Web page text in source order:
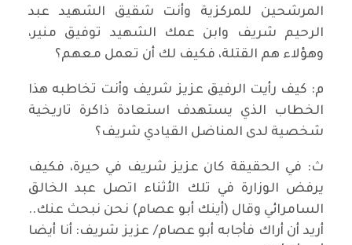
المرشحين للمركزية وأنت شقيق الشهيد عبد
الرحيم شريف وابن عمك الشهيد توفيق منير،
وهؤلاء هم القتلة، فكيف لك أن تعمل معهم؟
م: كيف رأيت الرفيق عزيز شريف وأنت تخاطبه هذا
الخطاب الذي يستهدف استعادة ذاكرة تاريخية
شخصية لدى المناضل القيادي شريف؟
ث: في الحقيقة كان عزيز شريف في حيرة، فكيف
يرفض الوزارة في تلك الأثناء اتصل عبد الخالق
السامرائي وقال (أينك أبو عصام) نحن نبحث عنك..
أريد أن أراك فأجابه أبو عصام/ عزيز شريف: أنا أيضا